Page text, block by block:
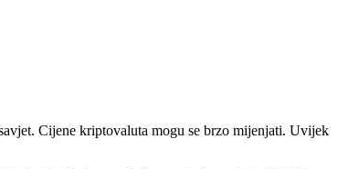
Cijene kriptovaluta mogu se brzo mijenjati. Uvijek